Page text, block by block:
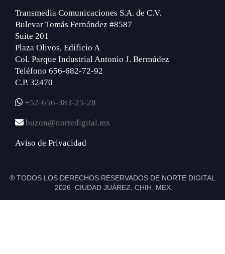
Transmedia Comunicaciones S.A. de C.V.
Bulevar Tomás Fernández #8587
Suite 201
Plaza Olivos, Edificio A
Col. Parque Industrial Antonio J. Bermúdez
Teléfono 656-682-72-92
C.P. 32470
+52-656-383-25-28
buzon@nortedigital.mx
Aviso de Privacidad
® TODOS LOS DERECHOS RESERVADOS DE NORTE DIGITAL
2026 CIUDAD JUÁREZ, CHIH. MEX.